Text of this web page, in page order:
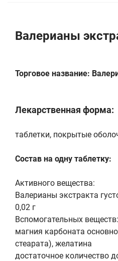
Валерианы
Торговое название:
Лекарственная форма:
таблетки, покрытые
Состав на одну таблетку:
Активного вещества:
Валерианы экстракта
0,02 г
Вспомогательных веществ:
магния карбоната
стеарата), желатина
достаточное количество